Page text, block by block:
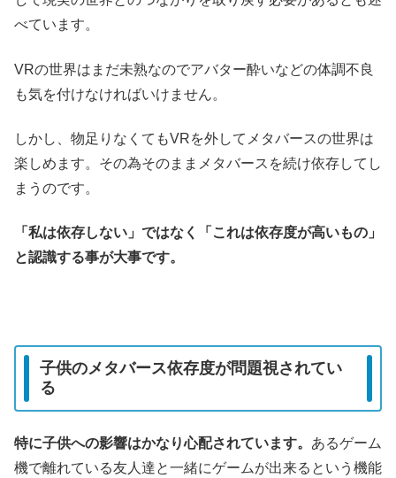
べています。
VRの世界はまだ未熟なのでアバター酔いなどの体調不良
も気を付けなければいけません。
しかし、物足りなくてもVRを外してメタバースの世界は
楽しめます。その為そのままメタバースを続け依存してし
まうのです。
「私は依存しない」ではなく「これは依存度が高いもの」
と認識する事が大事です。
子供のメタバース依存度が問題視されてい
る
特に子供への影響はかなり心配されています。 あるゲーム
機で離れている友人達と一緒にゲームが出来るという機能